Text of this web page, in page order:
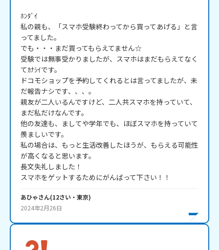
ﾎﾝﾀﾞｲ
私の親も、「スマホ受験終わってから買ってあげる」と言
ってました。
でも・・・まだ買ってもらえてません☆
受験では無事受かりましたが、スマホはまだもらえてなく
てｶﾅｼｲです。
ドコモショップを予約してくれるとは言ってましたが、未
だ報告ナシです、、、。
親友が二人いるんですけど、二人共スマホを持っていて、
まだ私だけなんです。
他の友達も、ましてや学年でも、ほぼスマホを持っていて
羨ましいです。
私の場合は、もっと生活改善したほうが、もらえる可能性
が高くなると思います。
長文失礼しました！
スマホをゲットするためにがんばって下さい！！
あひゃさん(12さい・ 東京)
2024年2月26日